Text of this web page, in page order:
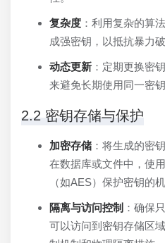
复杂度 ：利用复杂的算
成强密钥，以抵抗暴力
动态更新 ：定期更换密
来避免长期使用同一密
2.2 密钥存储与保护
加密存储 ：将生成的密
在数据库或文件中，使
（如AES）保护密钥的机
隔离与访问控制 ：确保
可以访问到密钥存储区